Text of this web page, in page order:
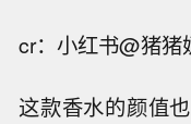
cr：小红书@猪猪
这款香水的颜值